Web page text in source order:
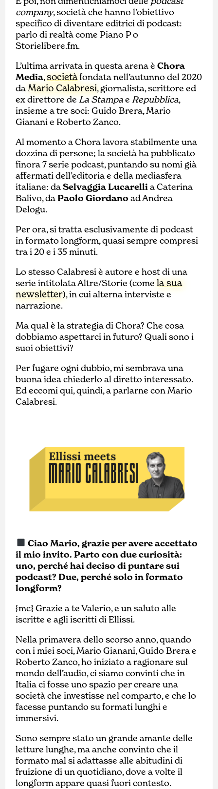
company, società che hanno l’obiettivo
specifico di diventare editrici di podcast:
parlo di realtà come Piano P o
Storielibere.fm.
L’ultima arrivata in questa arena èChora
Media,societàfondata nell’autunno del 2020
daMario Calabresi, giornalista, scrittore ed
ex direttore de La Stampae Repubblica,
insieme a tre soci: Guido Brera, Mario
Gianani e Roberto Zanco.
Al momento a Chora lavora stabilmente una
dozzina di persone; la società ha pubblicato
finora 7 serie podcast, puntando su nomi già
affermati dell’editoria e della mediasfera
italiane: daSelvaggia Lucarellia Caterina
Balivo, daPaolo Giordano ad Andrea
Delogu.
Per ora, si tratta esclusivamente di podcast
in formato longform, quasi sempre compresi
tra i 20 e i 35 minuti.
Lo stesso Calabresi è autore e host di una
serie intitolata Altre/Storie (comela sua
newsletter), in cui alterna interviste e
narrazione.
Ma qual è la strategia di Chora? Che cosa
dobbiamo aspettarci in futuro? Quali sono i
suoi obiettivi?
Per fugare ogni dubbio, mi sembrava una
buona idea chiederlo al diretto interessato.
Ed eccomi qui, quindi, a parlarne con Mario
Calabresi.
Ciao Mario, grazie per avere accettato
il mio invito. Parto con due curiosità:
uno, perché hai deciso di puntare sui
podcast? Due, perché solo in formato
longform?
{mc} Grazie a te Valerio, e un saluto alle
iscritte e agli iscritti di Ellissi.
Nella primavera dello scorso anno, quando
con i miei soci, Mario Gianani, Guido Brera e
Roberto Zanco, ho iniziato a ragionare sul
mondo dell’audio, ci siamo convinti che in
Italia ci fosse uno spazio per creare una
società che investisse nel comparto, e che lo
facesse puntando su formati lunghi e
immersivi.
Sono sempre stato un grande amante delle
letture lunghe, ma anche convinto che il
formato mal si adattasse alle abitudini di
fruizione di un quotidiano, dove a volte il
longform appare quasi fuori contesto.